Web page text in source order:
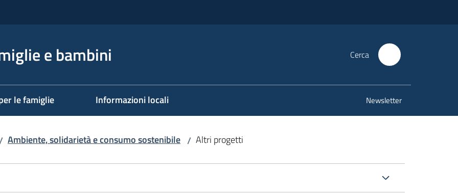
e bambini Cerca
le famiglie Informazioni locali Newsletter
Ambiente, solidarietà e consumo sostenibile / Altri progetti